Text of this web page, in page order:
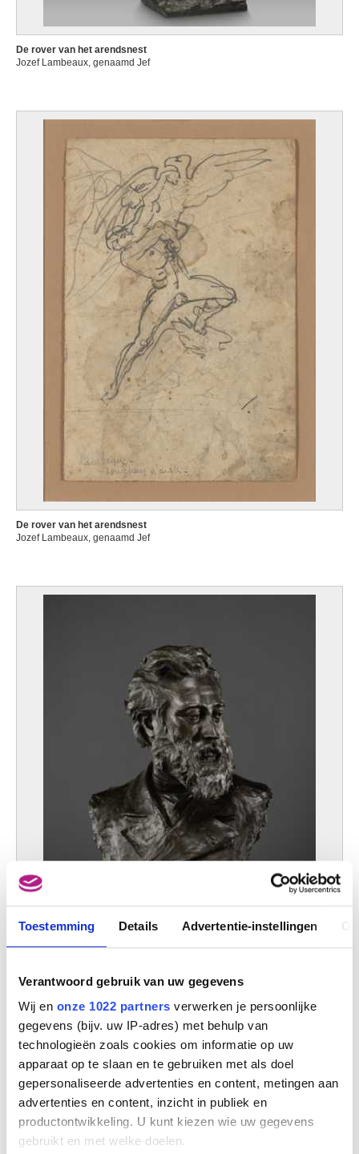
Toestemming Details Advertentie-instellingen
Verantwoord gebruik van uw gegevens
Wij en onze 1022 partners verwerken je persoonlijke
gegevens (bijv. uw IP-adres) met behulp van
technologieën zoals cookies om informatie op uw
apparaat op te slaan en te gebruiken met als doel
gepersonaliseerde advertenties en content, metingen aan
advertenties en content, inzicht in publiek en
productontwikkeling. U kunt kiezen wie uw gegevens
gebruikt en met welke doelen.
De rover van het arendsnest
Jozef Lambeaux, genaamd Jef
De rover van het arendsnest
Jozef Lambeaux, genaamd Jef
Doctor Bonmariage (1849-1920)